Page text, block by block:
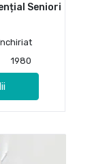
Seniori
1980